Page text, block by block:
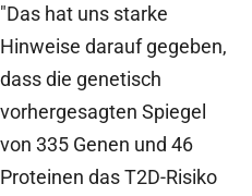
"Das hat uns starke
Hinweise darauf gegeben,
dass die genetisch
vorhergesagten Spiegel
von 335 Genen und 46
Proteinen das T2D-Risiko